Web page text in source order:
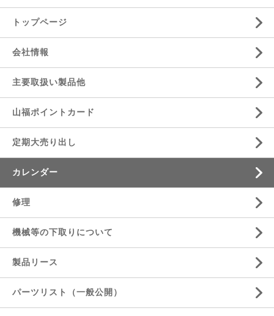
トップページ
会社情報
主要取扱い製品他
山福ポイントカード
定期大売り出し
カレンダー
修理
機械等の下取りについて
製品リース
パーツリスト（一般公開）